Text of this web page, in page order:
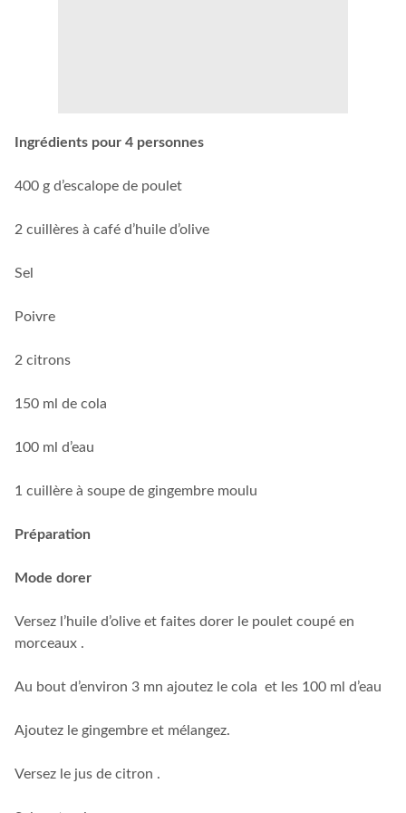
Ingrédients pour 4 personnes
400 g d’escalope de poulet
2 cuillères à café d’huile d’olive
Sel
Poivre
2 citrons
150 ml de cola
100 ml d’eau
1 cuillère à soupe de gingembre moulu
Préparation
Mode dorer
Versez l’huile d’olive et faites dorer le poulet coupé en
morceaux .
Au bout d’environ 3 mn ajoutez le cola et les 100 ml d’eau
Ajoutez le gingembre et mélangez.
Versez le jus de citron .